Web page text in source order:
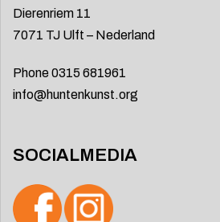
Dierenriem 11
7071 TJ Ulft – Nederland
Phone 0315 681961
info@huntenkunst.org
SOCIALMEDIA